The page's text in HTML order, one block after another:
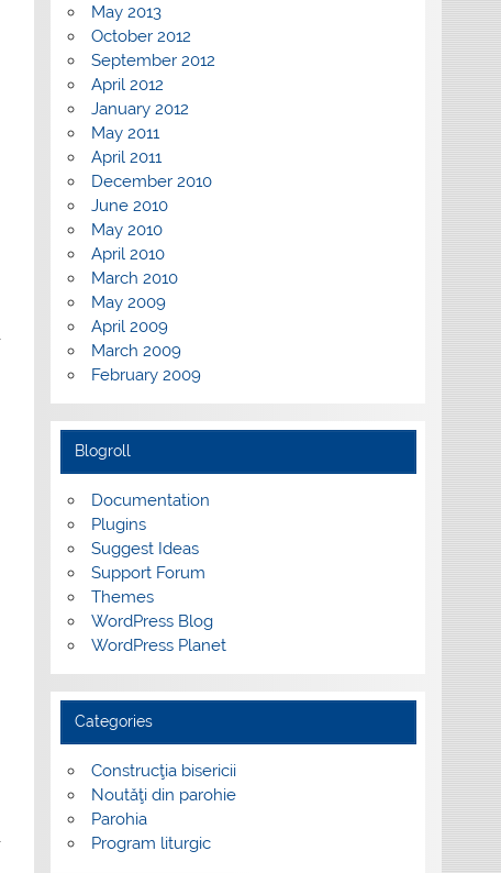
May 2013
October 2012
September 2012
April 2012
January 2012
May 2011
April 2011
December 2010
June 2010
May 2010
April 2010
March 2010
May 2009
April 2009
March 2009
February 2009
Blogroll
Documentation
Plugins
Suggest Ideas
Support Forum
Themes
WordPress Blog
WordPress Planet
Categories
Construcţia bisericii
Noutăţi din parohie
Parohia
Program liturgic